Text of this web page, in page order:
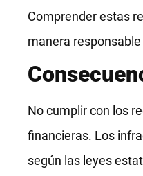
Comprender estas
manera
No cumplir con los
financieras. Los
según las leyes